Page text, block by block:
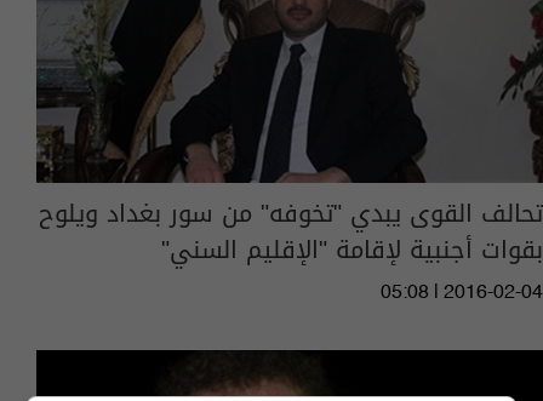
تحالف القوى يبدي "تخوفه" من سور بغداد ويلوح
بقوات أجنبية لإقامة "الإقليم السني"
05:08 | 2016-02-04